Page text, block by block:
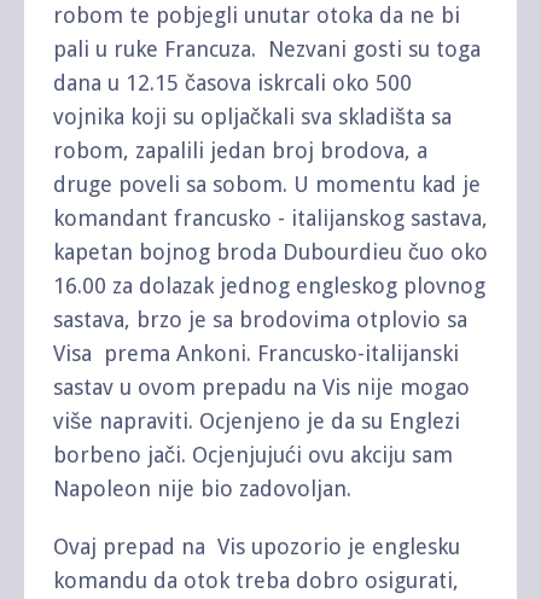
robom te pobjegli unutar otoka da ne bi
pali u ruke Francuza. Nezvani gosti su toga
dana u 12.15 časova iskrcali oko 500
vojnika koji su opljačkali sva skladišta sa
robom, zapalili jedan broj brodova, a
druge poveli sa sobom. U momentu kad je
komandant francusko - italijanskog sastava,
kapetan bojnog broda Dubourdieu čuo oko
16.00 za dolazak jednog engleskog plovnog
sastava, brzo je sa brodovima otplovio sa
Visa prema Ankoni. Francusko-italijanski
sastav u ovom prepadu na Vis nije mogao
više napraviti. Ocjenjeno je da su Englezi
borbeno jači. Ocjenjujući ovu akciju sam
Napoleon nije bio zadovoljan.
Ovaj prepad na Vis upozorio je englesku
komandu da otok treba dobro osigurati,